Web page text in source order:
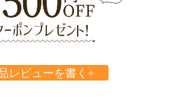
レビューを書く+